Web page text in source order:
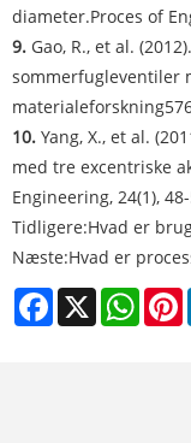
diameter.Proces of
9. Gao, R., et al.
sommerfugleventiler
materialeforskning
10. Yang, X., et al.
med tre excentriske
Engineering, 24(1),
Tidligere:Hvad er
Næste:Hvad er
Facebook
X